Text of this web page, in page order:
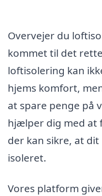
Overvejer du
kommet til det
loftisolering kan
hjems komfort,
at spare penge på
hjælper dig med at
der kan sikre, at
isoleret.
Vores platform